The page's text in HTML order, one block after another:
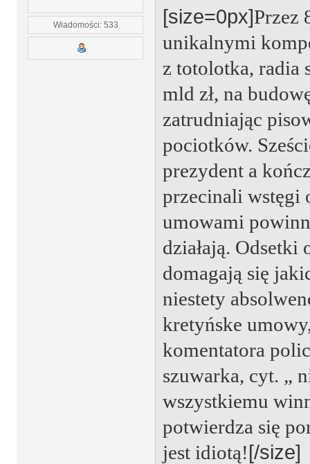
Wiadomości: 533 [size=0px]Przez
unikalnymi
z totolotka, radia
mld zł, na
zatrudniając
pociotków.
prezydent a
przecinali wstęgi
umowami
działają.
domagają się
niestety
kretyńske
komentatora
szuwarka, cyt. „
wszystkiemu
potwierdza się
jest idiotą![/size]